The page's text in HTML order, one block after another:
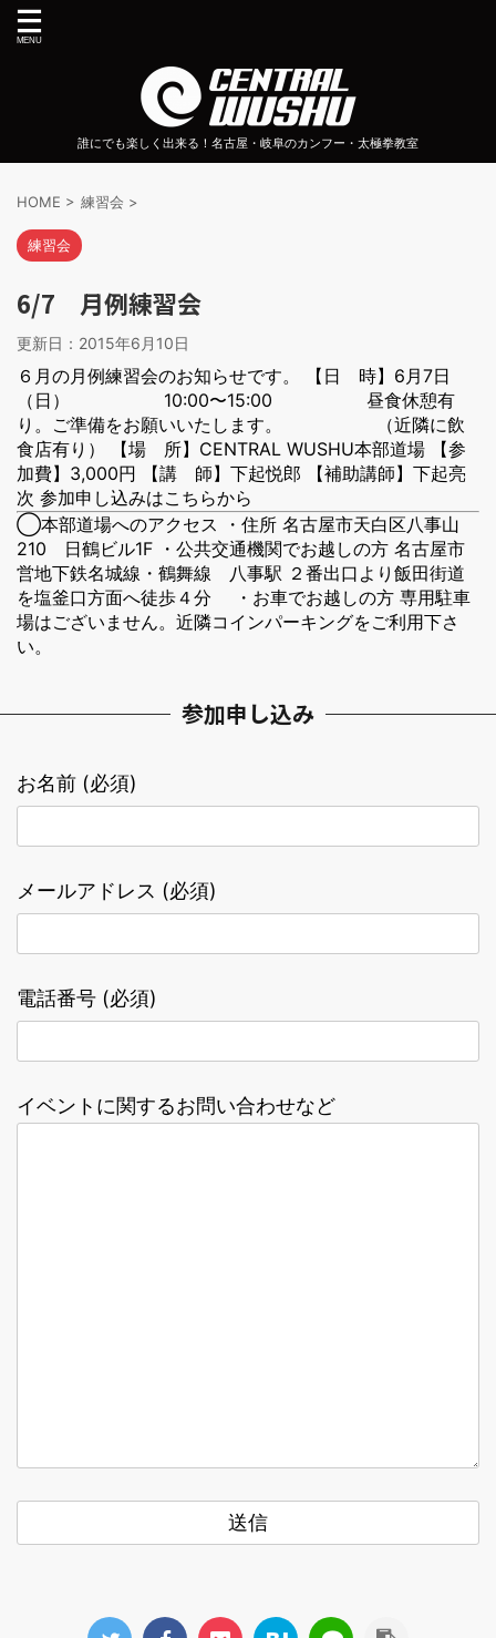
誰にでも楽しく出来る！名古屋・岐阜のカンフー・太極拳教室
HOME > 練習会 >
練習会
6/7 月例練習会
更新日： 2015年6月10日
６月の月例練習会のお知らせです。 【日 時】6月7日
（日） 10:00〜15:00 昼食休憩有
り。ご準備をお願いいたします。 （近隣に飲
食店有り） 【場 所】CENTRAL WUSHU本部道場 【参
加費】3,000円 【講 師】下起悦郎 【補助講師】下起亮
次 参加申し込みはこちらから
◯本部道場へのアクセス ・住所 名古屋市天白区八事山
210 日鶴ビル1F ・公共交通機関でお越しの方 名古屋市
営地下鉄名城線・鶴舞線 八事駅 ２番出口より飯田街道
を塩釜口方面へ徒歩４分 ・お車でお越しの方 専用駐車
場はございません。近隣コインパーキングをご利用下さ
い。
参加申し込み
お名前 (必須)
メールアドレス (必須)
電話番号 (必須)
イベントに関するお問い合わせなど